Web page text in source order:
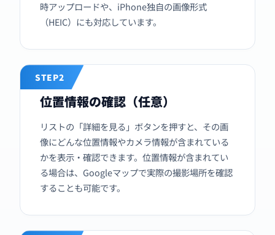
時アップロードや、iPhone独自の画像形式
（HEIC）にも対応しています。
STEP2
位置情報の確認（任意）
リストの「詳細を見る」ボタンを押すと、その画
像にどんな位置情報やカメラ情報が含まれている
かを表示・確認できます。位置情報が含まれてい
る場合は、Googleマップで実際の撮影場所を確認
することも可能です。